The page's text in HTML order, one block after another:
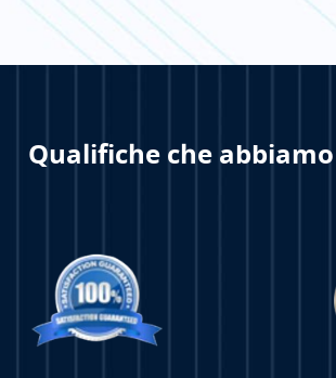
PIÙ
Qualifiche che